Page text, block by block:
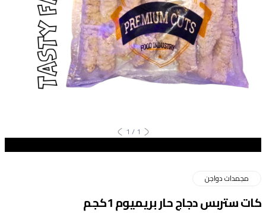
1
/
1
مجمدات دواجن
كات ستربس دجاج حار بريميوم 1كجم